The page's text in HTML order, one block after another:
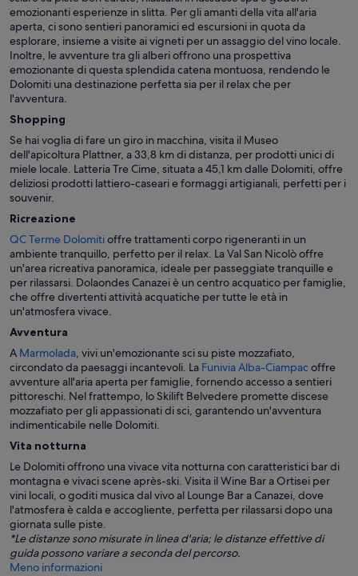
emozionanti esperienze in slitta. Per gli amanti della vita all'aria
aperta, ci sono sentieri panoramici ed escursioni in quota da
esplorare, insieme a visite ai vigneti per un assaggio del vino locale.
Inoltre, le avventure tra gli alberi offrono una prospettiva
emozionante di questa splendida catena montuosa, rendendo le
Dolomiti una destinazione perfetta sia per il relax che per
l'avventura.
Shopping
Se hai voglia di fare un giro in macchina, visita il Museo
dell'apicoltura Plattner, a 33,8 km di distanza, per prodotti unici di
miele locale. Latteria Tre Cime, situata a 45,1 km dalle Dolomiti, offre
deliziosi prodotti lattiero-caseari e formaggi artigianali, perfetti per i
souvenir.
Ricreazione
QC Terme Dolomitioffre trattamenti corpo rigeneranti in un
ambiente tranquillo, perfetto per il relax. La Val San Nicolò offre
un'area ricreativa panoramica, ideale per passeggiate tranquille e
per rilassarsi. Dolaondes Canazei è un centro acquatico per famiglie,
che offre divertenti attività acquatiche per tutte le età in
un'atmosfera vivace.
Avventura
A Marmolada, vivi un'emozionante sci su piste mozzafiato,
circondato da paesaggi incantevoli. La Funivia Alba-Ciampac offre
avventure all'aria aperta per famiglie, fornendo accesso a sentieri
pittoreschi. Nel frattempo, lo Skilift Belvedere promette discese
mozzafiato per gli appassionati di sci, garantendo un'avventura
indimenticabile nelle Dolomiti.
Vita notturna
Le Dolomiti offrono una vivace vita notturna con caratteristici bar di
montagna e vivaci scene après-ski. Visita il Wine Bar a Ortisei per
vini locali, o goditi musica dal vivo al Lounge Bar a Canazei, dove
l'atmosfera è calda e accogliente, perfetta per rilassarsi dopo una
giornata sulle piste.
*Le distanze sono misurate in linea d'aria; le distanze effettive di
guida possono variare a seconda del percorso.
Meno informazioni